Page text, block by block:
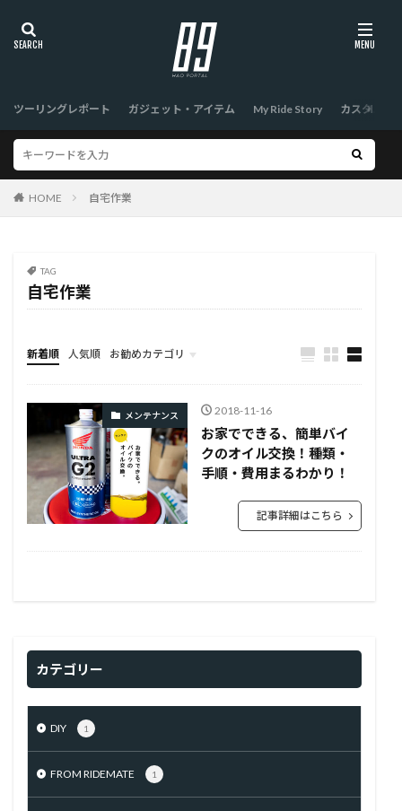
ツーリングレポート ガジェット・アイテム My Ride Story カスタム
HOME 自宅作業
TAG
自宅作業
新着順 人気順 お勧めカテゴリ
TOP
メンテナンス 2018-11-16
お家でできる、簡単バイ
クのオイル交換！種類・
手順・費用まるわかり！
記事詳細はこちら
カテゴリー
DIY 1
FROM RIDEMATE 1